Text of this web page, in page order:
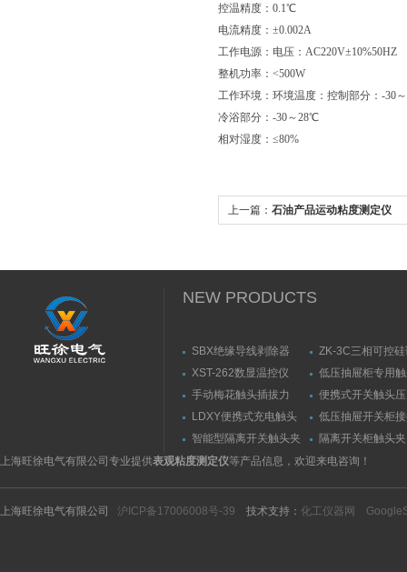
控温精度：0.1℃
电流精度：±0.002A
工作电源：电压：AC220V±10%50HZ
整机功率：<500W
工作环境：环境温度：控制部分：-30
冷浴部分：-30～28℃
相对湿度：≤80%
上一篇： 石油产品运动粘度测定仪
NEW PRODUCTS
SBX绝缘导线剥除器
ZK-3C三相可控
触发器
XST-262数显温控仪
低压抽屉柜专用
力测量仪套装
手动梅花触头插拔力
（推拉力）测量仪
便携式开关触头
（夹紧力）测量仪
LDXY便携式充电触头
（指）夹紧力测量仪
低压抽屉开关柜
触头（夹紧力）
智能型隔离开关触头夹
紧力测试仪
隔离开关柜触头
测试仪/精度传感
上海旺徐电气有限公司专业提供表观粘度测定仪等产品信息，欢迎来电咨询！
上海旺徐电气有限公司 沪ICP备17006008号-39 技术支持： 化工仪器网